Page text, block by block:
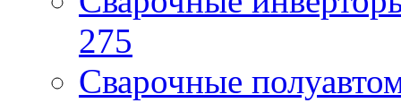
275
Сварочные